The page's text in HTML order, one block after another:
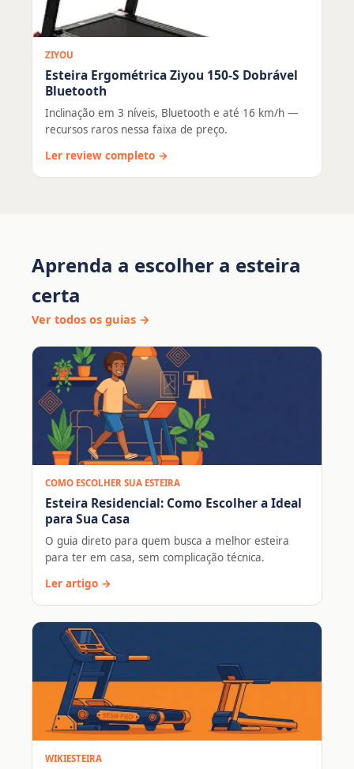
ZIYOU
Esteira Ergométrica Ziyou 150-S Dobrável
Bluetooth
Inclinação em 3 níveis, Bluetooth e até 16 km/h —
recursos raros nessa faixa de preço.
Ler review completo →
Aprenda a escolher a esteira
certa
Ver todos os guias →
COMO ESCOLHER SUA ESTEIRA
Esteira Residencial: Como Escolher a Ideal
para Sua Casa
O guia direto para quem busca a melhor esteira
para ter em casa, sem complicação técnica.
Ler artigo →
WIKIESTEIRA